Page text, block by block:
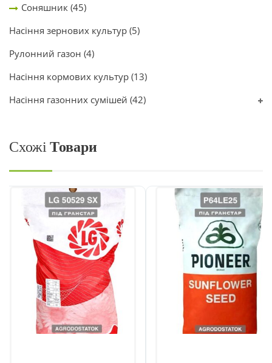
Соняшник (45)
Насіння зернових культур (5)
Рулонний газон (4)
Насіння кормових культур (13)
Насіння газонних сумішей (42)
Схожі Товари